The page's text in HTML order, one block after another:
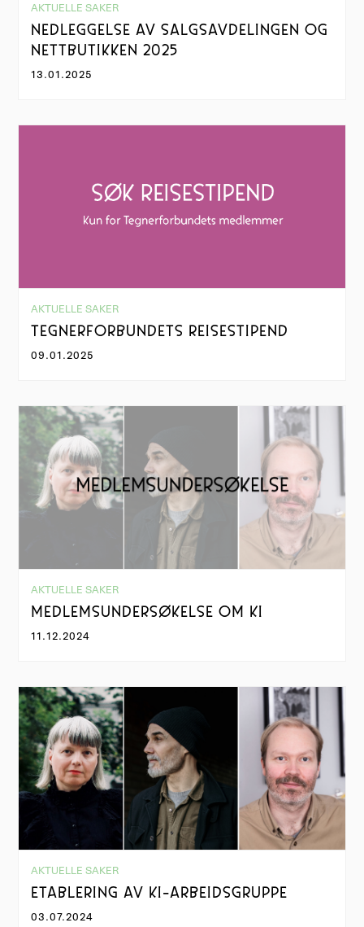
AKTUELLE SAKER
NEDLEGGELSE AV SALGSAVDELINGEN OG
NETTBUTIKKEN 2025
13.01.2025
AKTUELLE SAKER
TEGNERFORBUNDETS REISESTIPEND
09.01.2025
AKTUELLE SAKER
MEDLEMSUNDERSØKELSE OM KI
11.12.2024
AKTUELLE SAKER
ETABLERING AV KI-ARBEIDSGRUPPE
03.07.2024